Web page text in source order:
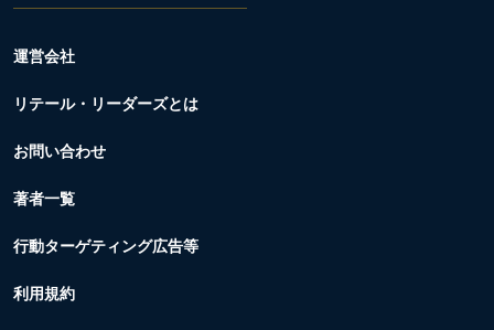
運営会社
リテール・リーダーズとは
お問い合わせ
著者一覧
行動ターゲティング広告等
利用規約